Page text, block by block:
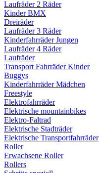
Laufräder 2 Räder
Kinder BMX
Dreiräder
Laufräder 3 Räder
Kinderfahrräder Jungen
Laufräder 4 Räder
Laufräder
Transport Fahrräder Kinder
Buggys
Kinderfahrräder Mädchen
Freestyle
Elektrofahrräder
Elektrische mountainbikes
Elektro-Faltrad
Elektrische Stadträder
Elektrische Transportfahrräder
Roller
Erwachsene Roller
Rollers